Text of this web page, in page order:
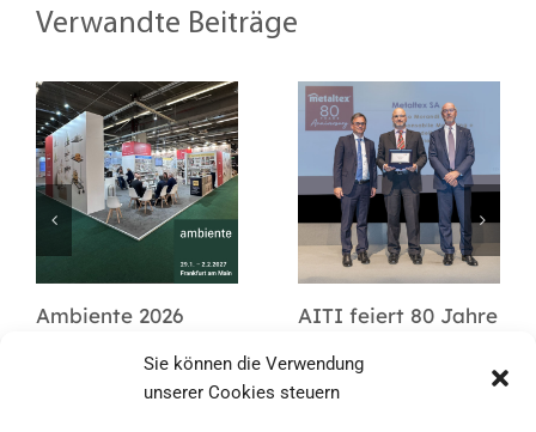
Sie können die Verwendung
unserer Cookies steuern
Verwandte Beiträge
Ambiente 2026
AITI feiert 80 Jahre